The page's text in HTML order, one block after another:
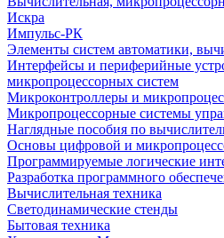
Искра
Импульс-РК
Элементы систем автоматики,
Интерфейсы и периферийные
микропроцессорных систем
Микроконтроллеры и
Микропроцессорные системы
Наглядные пособия по
Основы цифровой и
Программируемые логические
Разработка программного
Вычислительная техника
Светодинамические стенды
Бытовая техника